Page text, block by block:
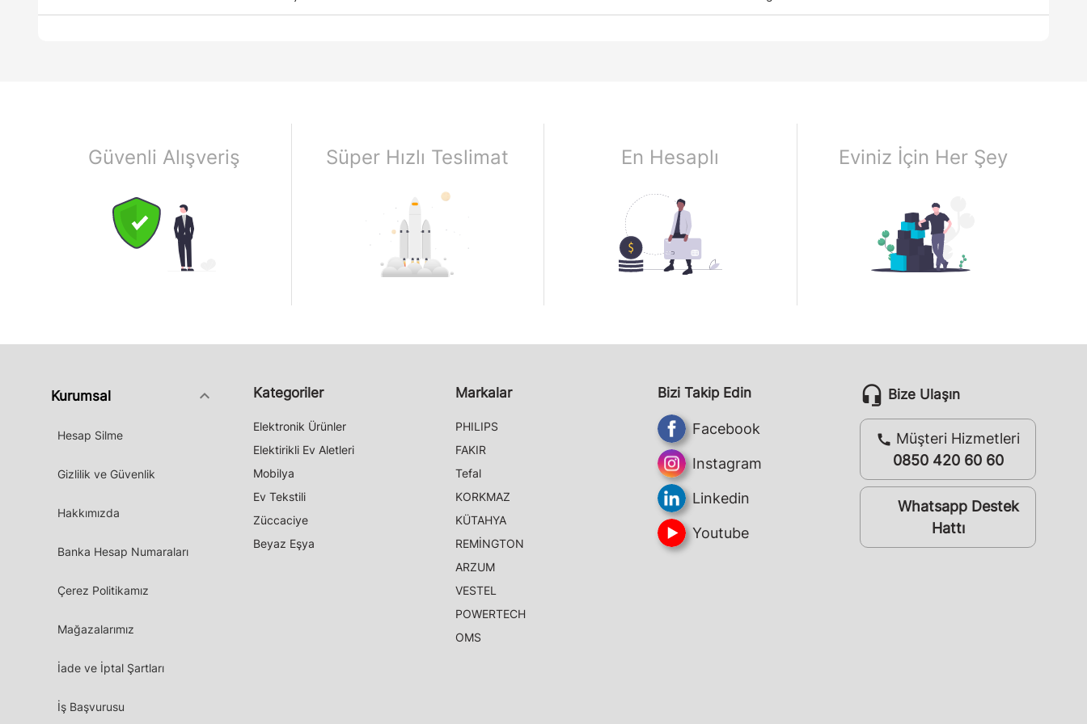
Güvenli Alışveriş Süper Hızlı Teslimat En Hesaplı Eviniz İçin Her Şey
Kurumsal keyboard_arrow_down
Hesap Silme
Gizlilik ve Güvenlik
Hakkımızda
Banka Hesap Numaraları
Çerez Politikamız
Mağazalarımız
İade ve İptal Şartları
İş Başvurusu
Kategoriler
Elektronik Ürünler
Elektirikli Ev Aletleri
Mobilya
Ev Tekstili
Züccaciye
Beyaz Eşya
Markalar
PHILIPS
FAKIR
Tefal
KORKMAZ
KÜTAHYA
REMİNGTON
ARZUM
VESTEL
POWERTECH
OMS
Bizi Takip Edin
Facebook
Instagram
Linkedin
Youtube
headset_mic Bize Ulaşın
call Müşteri Hizmetleri
0850 420 60 60
whatsappWhatsapp Destek
Hattı